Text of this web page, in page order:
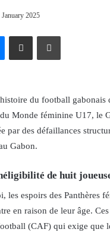
January 2025
MessengerShare via Email Print
du football
Monde féminine U17, le
par des défaillances
Gabon.
de huit
les espoirs des Panthères
en raison de leur âge.
(CAF) qui exige que